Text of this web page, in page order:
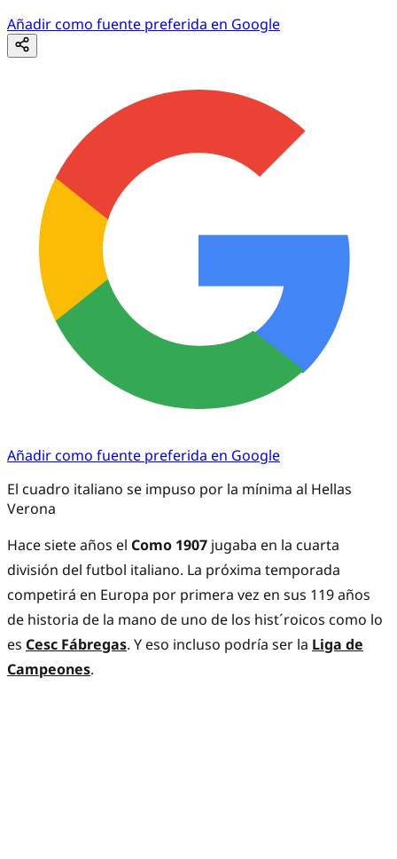
Añadir como fuente preferida en Google
Añadir como fuente preferida en Google
El cuadro italiano se impuso por la mínima al Hellas
Verona
Hace siete años el Como 1907 jugaba en la cuarta
división del futbol italiano. La próxima temporada
competirá en Europa por primera vez en sus 119 años
de historia de la mano de uno de los hist´roicos como lo
es Cesc Fábregas. Y eso incluso podría ser la Liga de
Campeones.